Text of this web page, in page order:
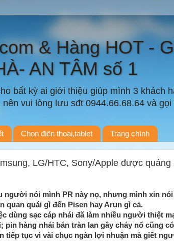
& Hàng HOT -
AN TÂM số 1
bất kỳ ai giới thiệu giúp mình 3 khách
vui lòng lưu sđt 0944.66.68.64 và
Chọn điện thoại,tablet Trang chính
LG/HTC, Sony/Apple được quảng
người nói mình PR này nọ, nhưng mình xin
quan quái gì đến Pisen hay Arun gì cả.
dùng sạc cáp nhái đã làm nhiều người thiệt
pin hàng nhái bán tràn lan gây cháy nổ cũng
tiếp tục vì vài chục ngàn lợi nhuận mà giết